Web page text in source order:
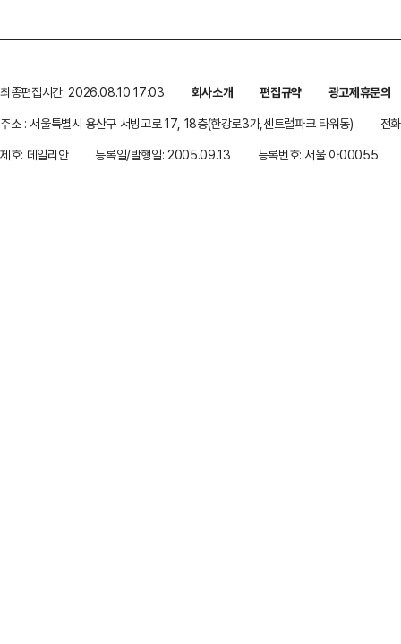
최종편집시간: 2026.08.10 17:03 회사소개 편집규약
광고제휴문의
주소 : 서울특별시 용산구 서빙고로 17, 18층(한강로3가,센트럴파크 타워동)
전
제호: 데일리안
등록일/발행일: 2005.09.13 등록번호: 서울 아00055